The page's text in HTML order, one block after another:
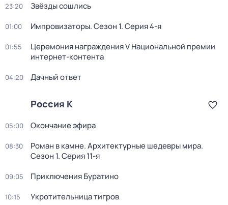
23:20 Звёзды сошлись
01:00 Импровизаторы. Сезон 1. Серия 4-я
01:55
Церемония награждения V Национальной премии
интернет-контента
04:20 Дачный ответ
Россия К
05:00 Окончание эфира
08:30 Роман в камне. Архитектурные шедевры мира.
Сезон 1. Серия 11-я
09:05 Приключения Буратино
10:15 Укротительница тигров